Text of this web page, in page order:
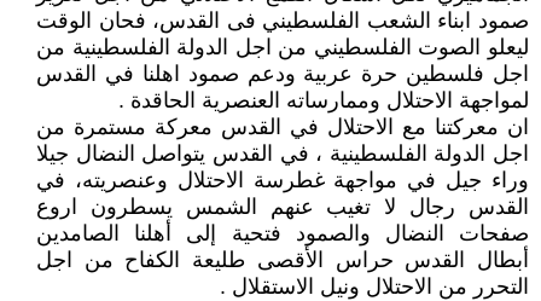
صمود ابناء الشعب الفلسطيني فى القدس، فحان الوقت
ليعلو الصوت الفلسطيني من اجل الدولة الفلسطينية من
اجل فلسطين حرة عربية ودعم صمود اهلنا في القدس
لمواجهة الاحتلال وممارساته العنصرية الحاقدة .
ان معركتنا مع الاحتلال في القدس معركة مستمرة من
اجل الدولة الفلسطينية ، في القدس يتواصل النضال جيلا
وراء جيل في مواجهة غطرسة الاحتلال وعنصريته، في
القدس رجال لا تغيب عنهم الشمس يسطرون اروع
صفحات النضال والصمود فتحية إلى أهلنا الصامدين
أبطال القدس حراس الأقصى طليعة الكفاح من اجل
التحرر من الاحتلال ونيل الاستقلال .